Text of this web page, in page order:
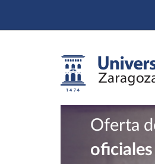
Oferta
oficiales